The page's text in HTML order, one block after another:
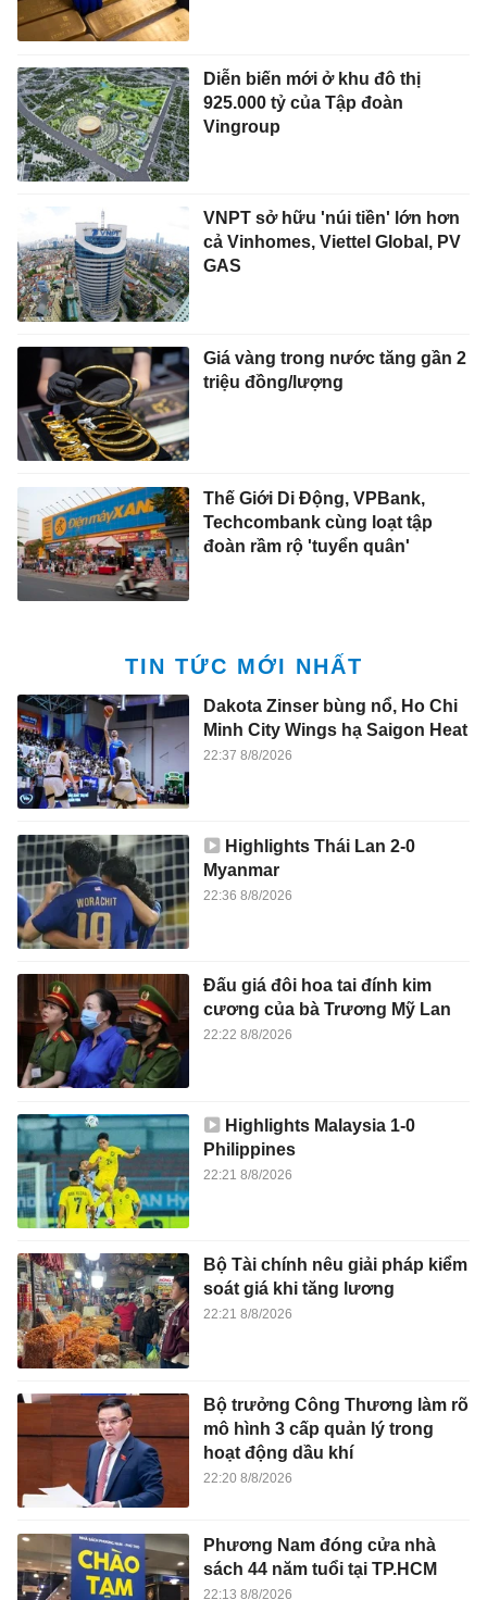
Diễn biến mới ở khu đô thị
925.000 tỷ của Tập đoàn
Vingroup
VNPT sở hữu 'núi tiền' lớn hơn
cả Vinhomes, Viettel Global, PV
GAS
Giá vàng trong nước tăng gần 2
triệu đồng/lượng
Thế Giới Di Động, VPBank,
Techcombank cùng loạt tập
đoàn rầm rộ 'tuyển quân'
TIN TỨC MỚI NHẤT
Dakota Zinser bùng nổ, Ho Chi
Minh City Wings hạ Saigon Heat
22:37 8/8/2026
Highlights Thái Lan 2-0
Myanmar
22:36 8/8/2026
Đấu giá đôi hoa tai đính kim
cương của bà Trương Mỹ Lan
22:22 8/8/2026
Highlights Malaysia 1-0
Philippines
22:21 8/8/2026
Bộ Tài chính nêu giải pháp kiểm
soát giá khi tăng lương
22:21 8/8/2026
Bộ trưởng Công Thương làm rõ
mô hình 3 cấp quản lý trong
hoạt động dầu khí
22:20 8/8/2026
Phương Nam đóng cửa nhà
sách 44 năm tuổi tại TP.HCM
22:13 8/8/2026